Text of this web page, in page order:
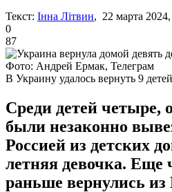
Текст: Інна Літвин, 22 марта
0
87
Фото: Андрей Ермак, Телеграм
В Украину удалось вернуть 9 детей
Среди детей четыре,
были незаконно
Россией из детских
летняя девочка. Еще
раньше вернулись